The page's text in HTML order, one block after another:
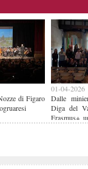
di Figaro
01-04-2026
Dalle
Diga del
Erasmus+